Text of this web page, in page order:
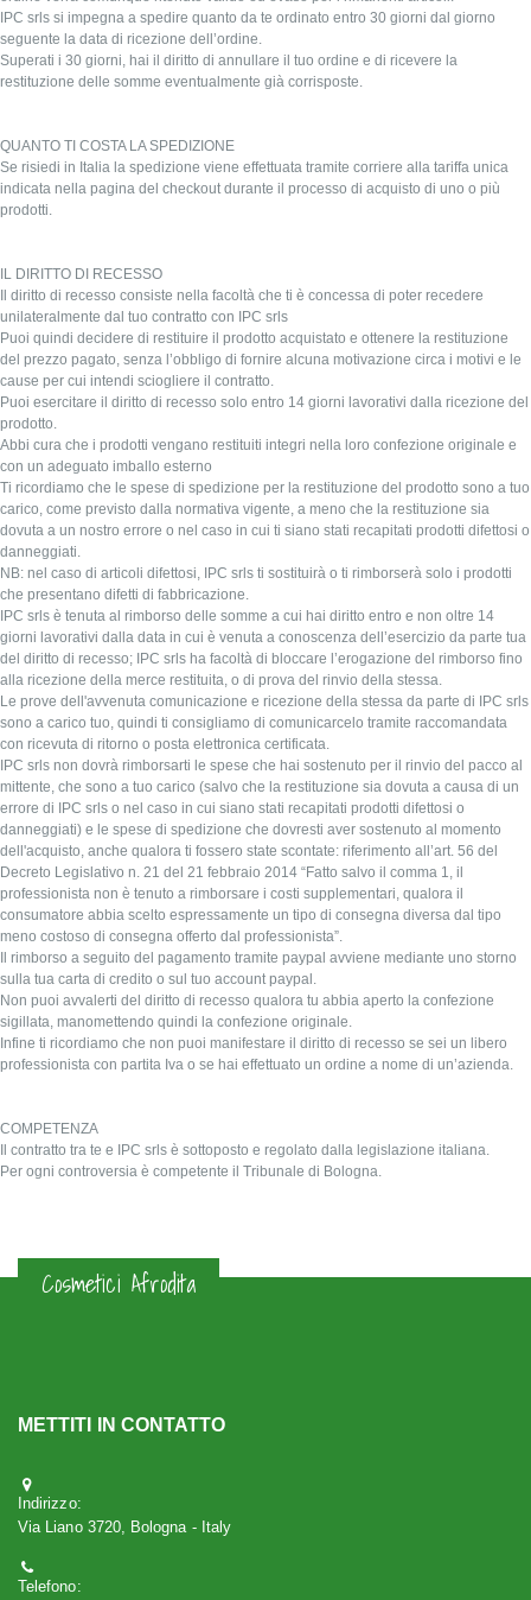
IPC srls si impegna a spedire quanto da te ordinato entro 30 giorni dal giorno
seguente la data di ricezione dell’ordine.
Superati i 30 giorni, hai il diritto di annullare il tuo ordine e di ricevere la
restituzione delle somme eventualmente già corrisposte.
QUANTO TI COSTA LA SPEDIZIONE
Se risiedi in Italia la spedizione viene effettuata tramite corriere alla tariffa unica
indicata nella pagina del checkout durante il processo di acquisto di uno o più
prodotti.
IL DIRITTO DI RECESSO
Il diritto di recesso consiste nella facoltà che ti è concessa di poter recedere
unilateralmente dal tuo contratto con IPC srls
Puoi quindi decidere di restituire il prodotto acquistato e ottenere la restituzione
del prezzo pagato, senza l’obbligo di fornire alcuna motivazione circa i motivi e le
cause per cui intendi sciogliere il contratto.
Puoi esercitare il diritto di recesso solo entro 14 giorni lavorativi dalla ricezione del
prodotto.
Abbi cura che i prodotti vengano restituiti integri nella loro confezione originale e
con un adeguato imballo esterno
Ti ricordiamo che le spese di spedizione per la restituzione del prodotto sono a tuo
carico, come previsto dalla normativa vigente, a meno che la restituzione sia
dovuta a un nostro errore o nel caso in cui ti siano stati recapitati prodotti difettosi o
danneggiati.
NB: nel caso di articoli difettosi, IPC srls ti sostituirà o ti rimborserà solo i prodotti
che presentano difetti di fabbricazione.
IPC srls è tenuta al rimborso delle somme a cui hai diritto entro e non oltre 14
giorni lavorativi dalla data in cui è venuta a conoscenza dell’esercizio da parte tua
del diritto di recesso; IPC srls ha facoltà di bloccare l’erogazione del rimborso fino
alla ricezione della merce restituita, o di prova del rinvio della stessa.
Le prove dell'avvenuta comunicazione e ricezione della stessa da parte di IPC srls
sono a carico tuo, quindi ti consigliamo di comunicarcelo tramite raccomandata
con ricevuta di ritorno o posta elettronica certificata.
IPC srls non dovrà rimborsarti le spese che hai sostenuto per il rinvio del pacco al
mittente, che sono a tuo carico (salvo che la restituzione sia dovuta a causa di un
errore di IPC srls o nel caso in cui siano stati recapitati prodotti difettosi o
danneggiati) e le spese di spedizione che dovresti aver sostenuto al momento
dell'acquisto, anche qualora ti fossero state scontate: riferimento all’art. 56 del
Decreto Legislativo n. 21 del 21 febbraio 2014 “Fatto salvo il comma 1, il
professionista non è tenuto a rimborsare i costi supplementari, qualora il
consumatore abbia scelto espressamente un tipo di consegna diversa dal tipo
meno costoso di consegna offerto dal professionista”.
Il rimborso a seguito del pagamento tramite paypal avviene mediante uno storno
sulla tua carta di credito o sul tuo account paypal.
Non puoi avvalerti del diritto di recesso qualora tu abbia aperto la confezione
sigillata, manomettendo quindi la confezione originale.
Infine ti ricordiamo che non puoi manifestare il diritto di recesso se sei un libero
professionista con partita Iva o se hai effettuato un ordine a nome di un’azienda.
COMPETENZA
Il contratto tra te e IPC srls è sottoposto e regolato dalla legislazione italiana.
Per ogni controversia è competente il Tribunale di Bologna.
Cosmetici Afrodita
METTITI IN CONTATTO
Indirizzo:
Via Liano 3720, Bologna - Italy
Telefono: